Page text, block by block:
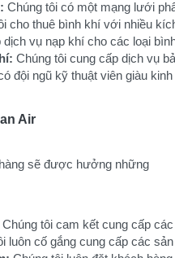
Chúng tôi có một mạng lưới
cho thuê bình khí với nhiều
dịch vụ nạp khí cho các loại
Chúng tôi cung cấp dịch vụ
đội ngũ kỹ thuật viên giàu
Air
sẽ được hưởng những
Chúng tôi cam kết cung cấp
luôn cố gắng cung cấp các